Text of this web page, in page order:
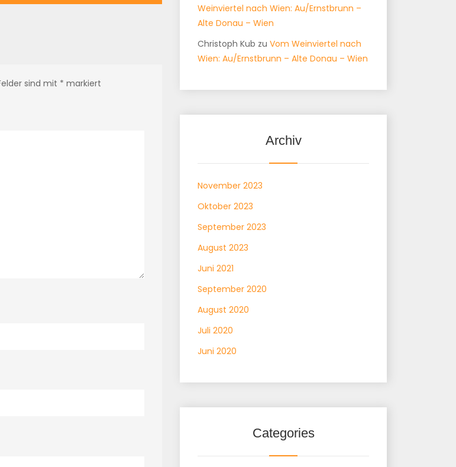
sind mit * markiert
Weinviertel nach Wien: Au/Ernstbrunn –
Alte Donau – Wien
Christoph Kub zu Vom Weinviertel nach
Wien: Au/Ernstbrunn – Alte Donau – Wien
Archiv
November 2023
Oktober 2023
September 2023
August 2023
Juni 2021
September 2020
August 2020
Juli 2020
Juni 2020
Categories